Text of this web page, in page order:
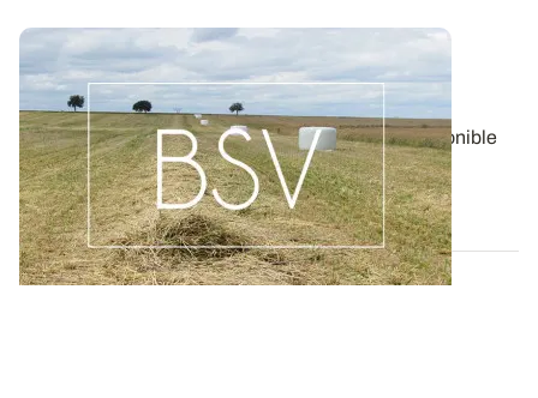
Bulletin de santé du Végétal - Lorraine :
Pommes de terre
Aujourd'hui, le BSV Pommes de terre n°17 est disponible
pour la région LORRAINE.
06 AOÛT 2026